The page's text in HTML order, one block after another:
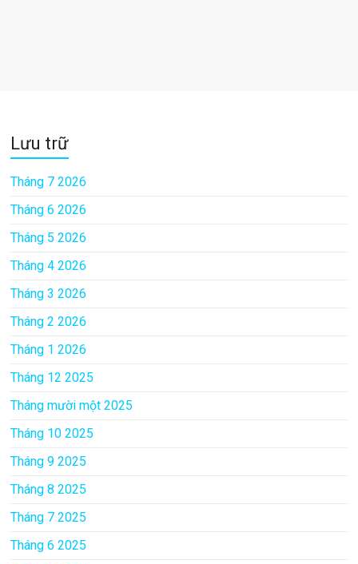
Lưu trữ
Tháng 7 2026
Tháng 6 2026
Tháng 5 2026
Tháng 4 2026
Tháng 3 2026
Tháng 2 2026
Tháng 1 2026
Tháng 12 2025
Tháng mười một 2025
Tháng 10 2025
Tháng 9 2025
Tháng 8 2025
Tháng 7 2025
Tháng 6 2025